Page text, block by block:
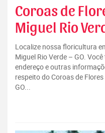
Coroas de
Miguel Rio
Localize nossa floricultura
Miguel Rio Verde – GO.
endereço e outras
respeito do Coroas de
GO...